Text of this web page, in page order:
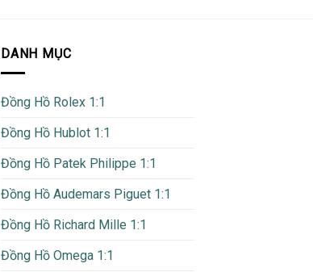
DANH MỤC
Đồng Hồ Rolex 1:1
Đồng Hồ Hublot 1:1
Đồng Hồ Patek Philippe 1:1
Đồng Hồ Audemars Piguet 1:1
Đồng Hồ Richard Mille 1:1
Đồng Hồ Omega 1:1